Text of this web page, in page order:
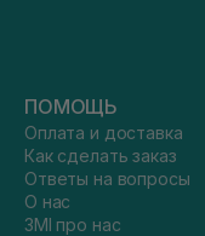
ПОМОЩЬ
Оплата и доставка
Как сделать заказ
Ответы на вопросы
О нас
ЗМІ про нас